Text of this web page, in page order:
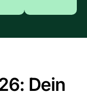
Dein